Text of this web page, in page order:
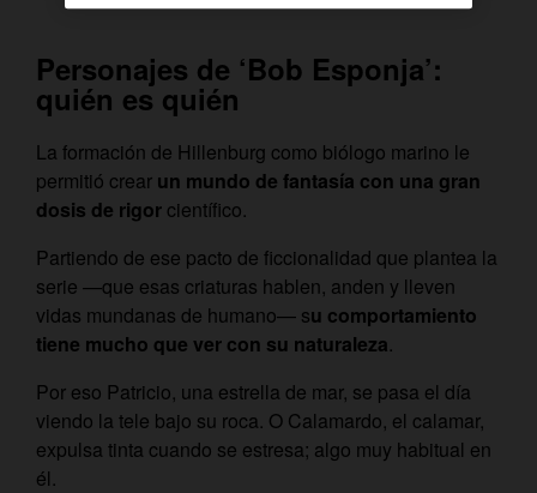
Personajes de ‘Bob Esponja’:
quién es quién
La formación de Hillenburg como biólogo marino le
permitió crear un mundo de fantasía con una gran
dosis de rigor científico.
Partiendo de ese pacto de ficcionalidad que plantea la
serie —que esas criaturas hablen, anden y lleven
vidas mundanas de humano— su comportamiento
tiene mucho que ver con su naturaleza.
Por eso Patricio, una estrella de mar, se pasa el día
viendo la tele bajo su roca. O Calamardo, el calamar,
expulsa tinta cuando se estresa; algo muy habitual en
él.